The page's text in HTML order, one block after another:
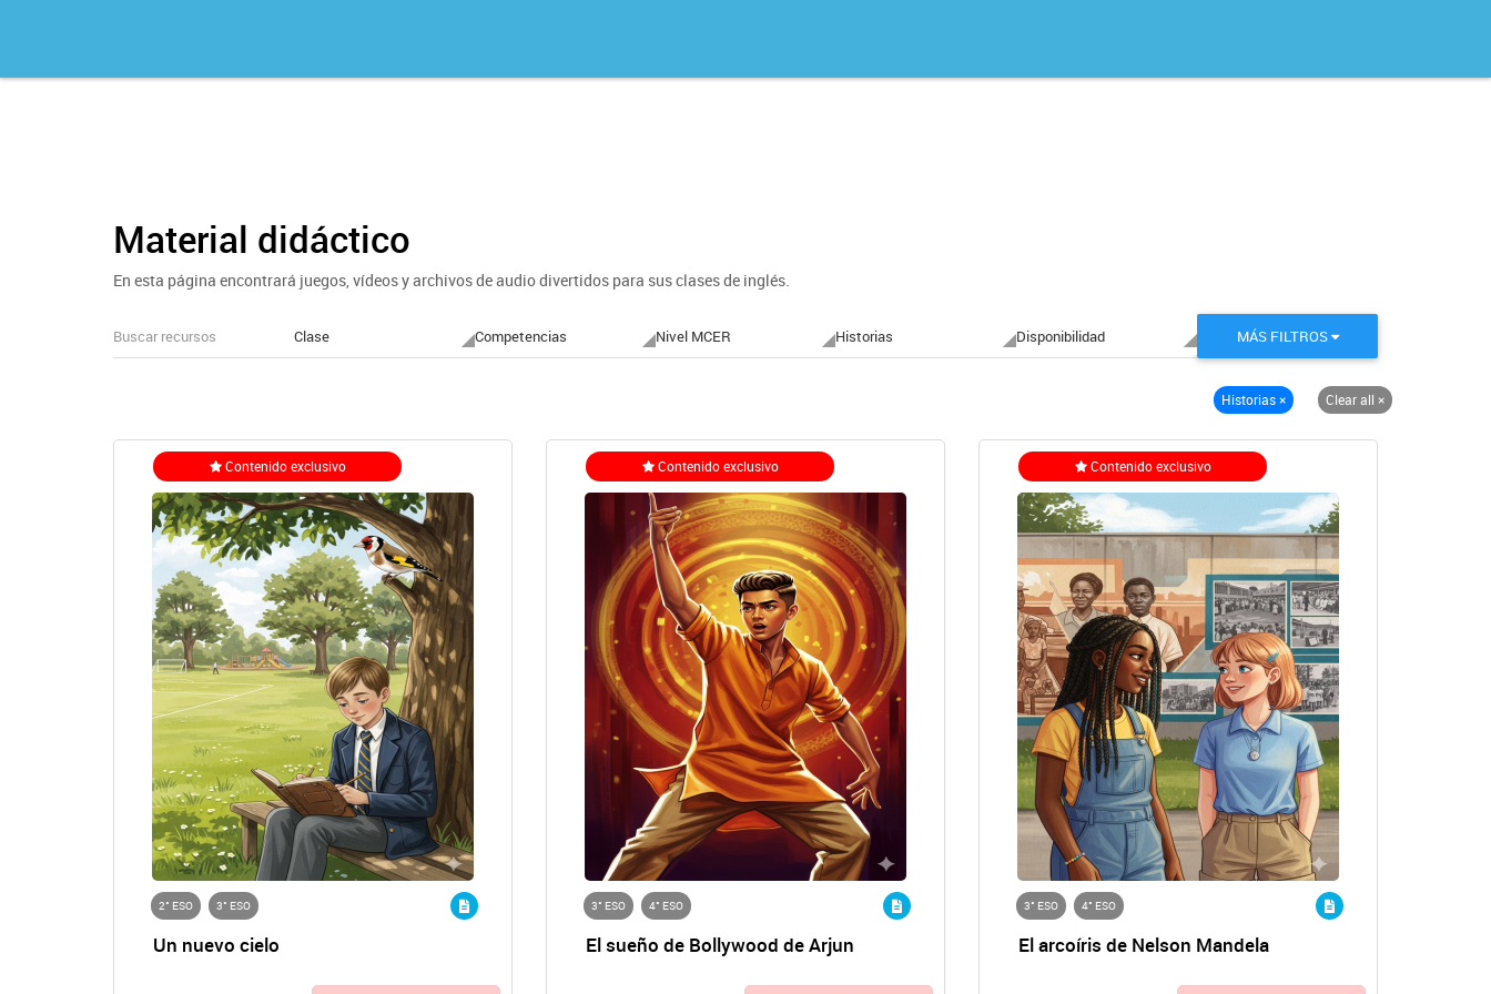
Material didáctico
En esta página encontrará juegos, vídeos y archivos de audio divertidos para sus clases de inglés.
Clase Competencias Nivel MCER Historias Disponibilidad MÁS FILTROS
Historias× Clear all ×
Contenido exclusivo
2° ESO 3° ESO
Un nuevo cielo
Contenido exclusivo
3° ESO 4° ESO
El sueño de Bollywood de Arjun
Contenido exclusivo
3° ESO 4° ESO
El arcoíris de Nelson Mandela